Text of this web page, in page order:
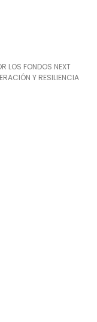
LOS FONDOS NEXT
Y RESILIENCIA